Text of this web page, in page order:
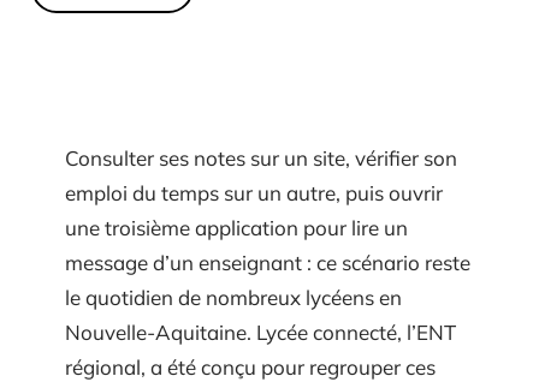
Consulter ses notes sur un site, vérifier son
emploi du temps sur un autre, puis ouvrir
une troisième application pour lire un
message d’un enseignant : ce scénario reste
le quotidien de nombreux lycéens en
Nouvelle-Aquitaine. Lycée connecté, l’ENT
régional, a été conçu pour regrouper ces